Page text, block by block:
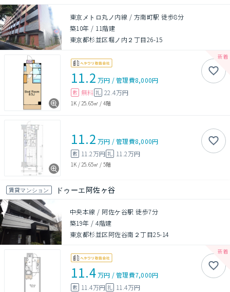
東京メトロ丸ノ内線 / 方南町駅 徒歩8分
築10年 / 11階建
東京都杉並区堀ノ内２丁目26-15
11.2 万円 /管理費8,000円
敷 無料 礼 22.4万円
1K /25.65㎡ / 4階
11.2 万円 /管理費8,000円
敷 11.2万円 礼 11.2万円
1K / 25.65㎡ / 5階
賃貸マンション ドゥーエ阿佐ヶ谷
中央本線 / 阿佐ケ谷駅 徒歩7分
築19年 /4階建
東京都杉並区阿佐谷南２丁目25-14
11.4万円 /管理費7,000円
敷 11.4万円 礼 11.4万円